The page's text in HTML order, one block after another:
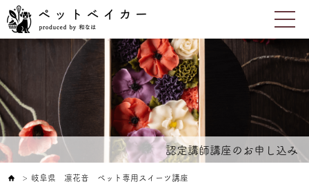
認定講師講座のお申し込み
＞ 岐阜県 凛花音 ペット専用スイーツ講座